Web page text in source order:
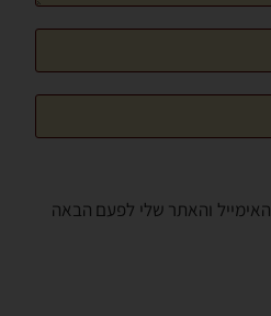
והאתר שלי לפעם הבאה